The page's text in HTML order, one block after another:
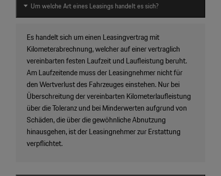
Um welche Art eines Leasings handelt es sich?
Es handelt sich um einen Leasingvertrag mit
Kilometerabrechnung, welcher auf einer vertraglich
vereinbarten festen Laufzeit und Laufleistung beruht.
Am Laufzeitende muss der Leasingnehmer nicht für
den Wertverlust des Fahrzeuges einstehen. Nur bei
Überschreitung der vereinbarten Kilometerlaufleistung
über die Toleranz und bei Minderwerten aufgrund von
Schäden, die über die gewöhnliche Abnutzung
hinausgehen, ist der Leasingnehmer zur Erstattung
verpflichtet.